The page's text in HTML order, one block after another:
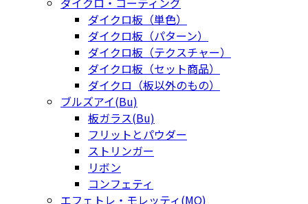
ダイクロ板（単色）
ダイクロ板（パターン）
ダイクロ板（テクスチャー）
ダイクロ板（セット商品）
ダイクロ（板以外のもの）
ブルズアイ(Bu)
板ガラス(Bu)
フリットとパウダー
ストリンガー
リボン
コンフェティ
エフェトレ・モレッティ(MO)